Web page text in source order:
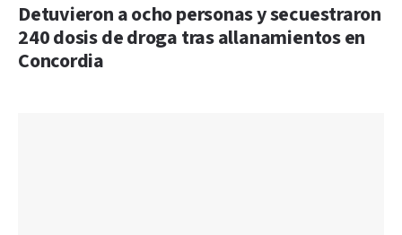
Detuvieron a ocho personas y secuestraron
240 dosis de droga tras allanamientos en
Concordia